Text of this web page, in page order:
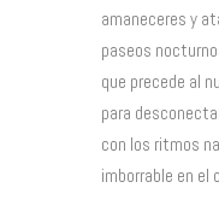
amaneceres y
paseos
que precede al
para
con los ritmos
imborrable en el